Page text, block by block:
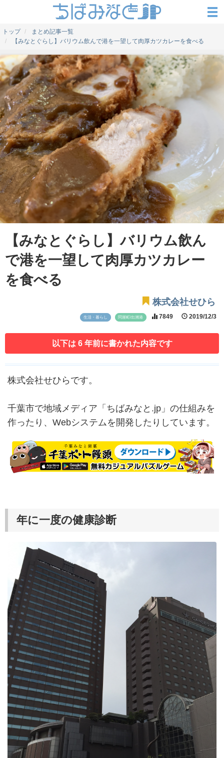
トップ
まとめ記事一覧
【みなとぐらし】バリウム飲んで港を一望して肉厚カツカレーを食べる
【みなとぐらし】バリウム飲ん
で港を一望して肉厚カツカレー
を食べる
株式会社せひら
生活・暮らし 問屋町/出洲港 7849 2019/12/3
以下は 6 年前に書かれた内容です
株式会社せひらです。
千葉市で地域メディア「ちばみなと.jp」の仕組みを
作ったり、Webシステムを開発したりしています。
年に一度の健康診断